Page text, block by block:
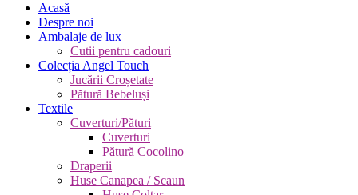
Acasă
Despre noi
Ambalaje de lux
Cutii pentru cadouri
Colecția Angel Touch
Jucării Croșetate
Pătură Bebeluși
Textile
Cuverturi/Pături
Cuverturi
Pătură Cocolino
Draperii
Huse Canapea / Scaun